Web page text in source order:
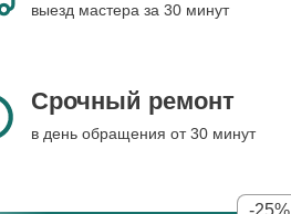
выезд мастера за 30 минут
Срочный ремонт
в день обращения от 30 минут
-25%